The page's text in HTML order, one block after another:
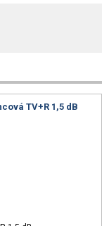
TV+R 1,5 dB